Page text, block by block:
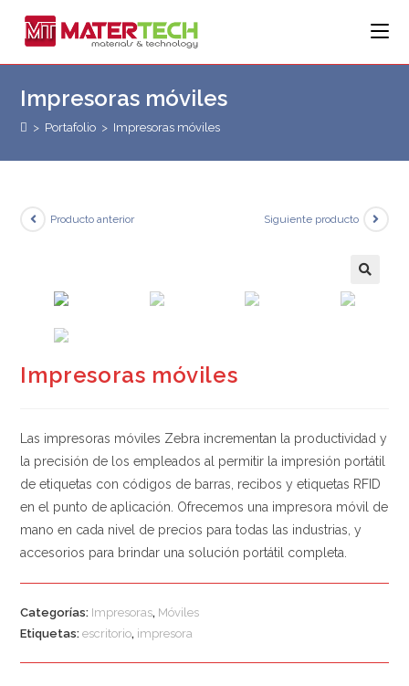
Impresoras móviles
> Portafolio > Impresoras móviles
Producto anterior Siguiente producto
Impresoras móviles
Las impresoras móviles Zebra incrementan la productividad y
la precisión de los empleados al permitir la impresión portátil
de etiquetas con códigos de barras, recibos y etiquetas RFID
en el punto de aplicación. Ofrecemos una impresora móvil de
mano en cada nivel de precios para todas las industrias, y
accesorios para brindar una solución portátil completa.
Categorías: Impresoras, Móviles
Etiquetas:escritorio, impresora